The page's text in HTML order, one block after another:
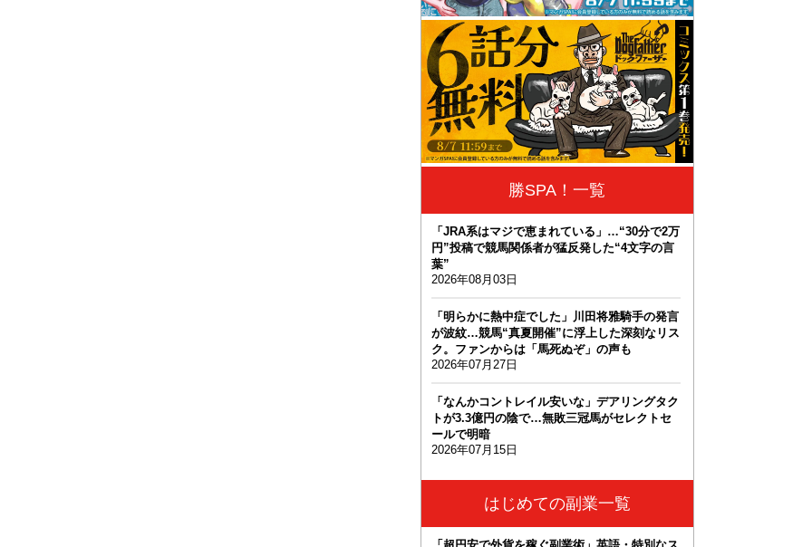
勝SPA！一覧
「JRA系はマジで恵まれている」…“30分で2万
円”投稿で競馬関係者が猛反発した“4文字の言
葉”
2026年08月03日
「明らかに熱中症でした」川田将雅騎手の発言
が波紋…競馬“真夏開催”に浮上した深刻なリス
ク。ファンからは「馬死ぬぞ」の声も
2026年07月27日
「なんかコントレイル安いな」デアリングタク
トが3.3億円の陰で…無敗三冠馬がセレクトセ
ールで明暗
2026年07月15日
はじめての副業一覧